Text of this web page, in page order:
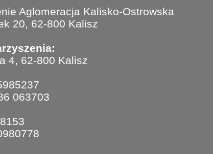
Aglomeracja Kalisko-Ostrowska
20, 62-800 Kalisz
4, 62-800 Kalisz
063703